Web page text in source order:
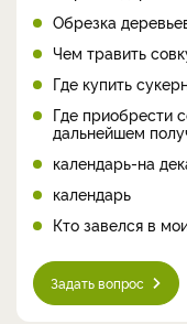
Обрезка
Чем травить
Где купить
Где приобрести
дальнейшем
календарь-на
календарь
Кто завелся в
Задать вопрос